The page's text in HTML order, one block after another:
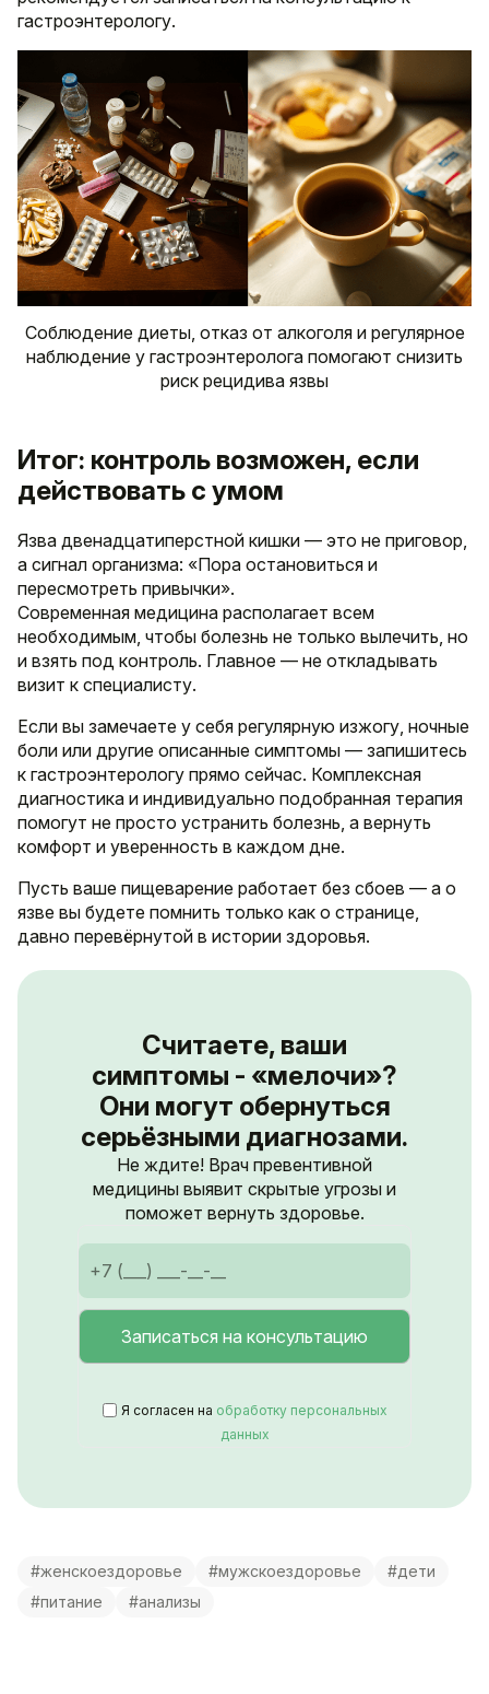
гастроэнтерологу.
Соблюдение диеты, отказ от алкоголя и регулярное
наблюдение у гастроэнтеролога помогают снизить
риск рецидива язвы
Итог: контроль возможен, если
действовать с умом
Язва двенадцатиперстной кишки — это не приговор,
а сигнал организма: «Пора остановиться и
пересмотреть привычки».
Современная медицина располагает всем
необходимым, чтобы болезнь не только вылечить, но
и взять под контроль. Главное — не откладывать
визит к специалисту.
Если вы замечаете у себя регулярную изжогу, ночные
боли или другие описанные симптомы — запишитесь
к гастроэнтерологу прямо сейчас. Комплексная
диагностика и индивидуально подобранная терапия
помогут не просто устранить болезнь, а вернуть
комфорт и уверенность в каждом дне.
Пусть ваше пищеварение работает без сбоев — а о
язве вы будете помнить только как о странице,
давно перевёрнутой в истории здоровья.
Считаете, ваши
симптомы - «мелочи»?
Они могут обернуться
серьёзными диагнозами.
Не ждите! Врач превентивной
медицины выявит скрытые угрозы и
поможет вернуть здоровье.
Я согласен на обработку персональных
данных
#женскоездоровье #мужскоездоровье
#дети
#питание
#анализы